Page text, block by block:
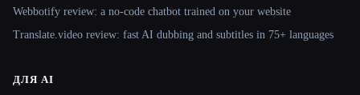
Webbotify review: a no-code chatbot trained on your website
Translate.video review: fast AI dubbing and subtitles in 75+ languages
ДЛЯ AI